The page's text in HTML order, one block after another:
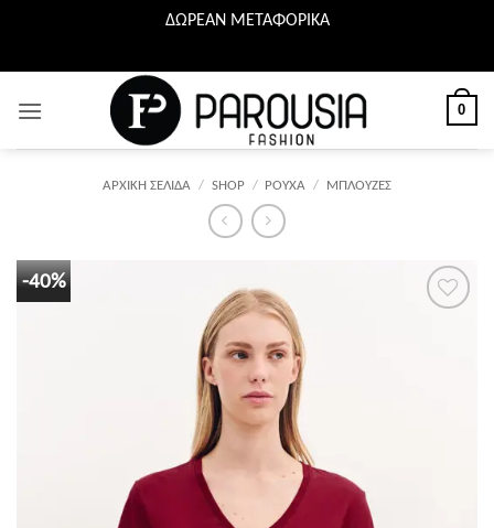
ΔΩΡΕΑΝ ΜΕΤΑΦΟΡΙΚΑ
στο
περιεχόμενο
0
ΑΡΧΙΚΉ ΣΕΛΊΔΑ / SHOP / ΡΟΥΧΑ / ΜΠΛΟΥΖΕΣ
-40%